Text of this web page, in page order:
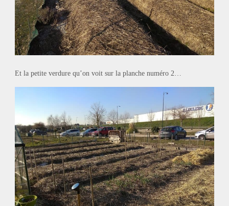
Et la petite verdure qu’on voit sur la planche numéro 2…